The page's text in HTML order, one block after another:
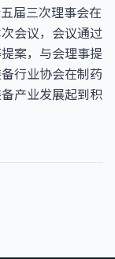
届三次理事会在
会议，会议通过
案，与会理事提
行业协会在制药
产业发展起到积